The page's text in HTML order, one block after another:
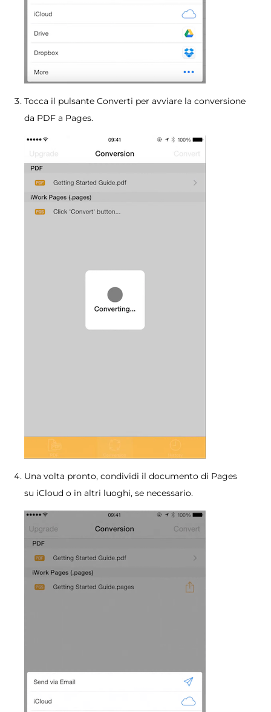
Tocca il pulsante Converti per avviare la conversione
da PDF a Pages.
Una volta pronto, condividi il documento di Pages
su iCloud o in altri luoghi, se necessario.